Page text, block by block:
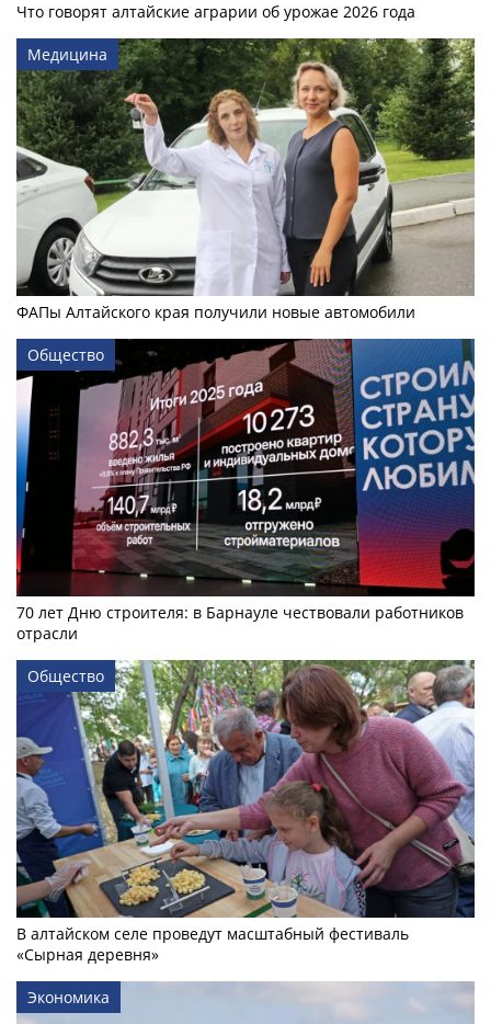
Что говорят алтайские аграрии об урожае 2026 года
Медицина
ФАПы Алтайского края получили новые автомобили
Общество
70 лет Дню строителя: в Барнауле чествовали работников
отрасли
Общество
В алтайском селе проведут масштабный фестиваль
«Сырная деревня»
Экономика